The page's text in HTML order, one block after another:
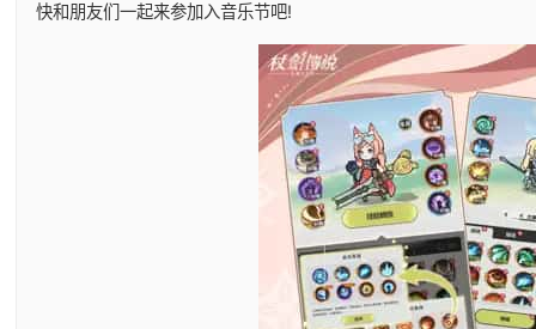
快和朋友们一起来参加入音乐节吧!